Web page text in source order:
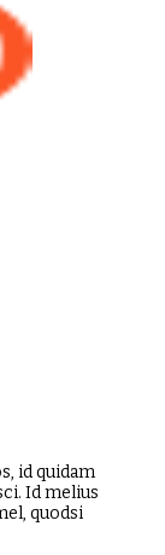
id quidam
Id melius
quodsi